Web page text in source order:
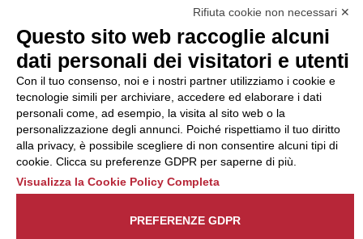
del Codice di Condotta, è
possibile presentare un
reclamo
all’Organismo di
Monitoraggio utilizzando
una delle modalità
descritte al seguente
indirizzo web
https://odm-
agenzielavoro.it/reclami/ .
Rifiuta cookie non necessari ✕
Questo sito web raccoglie alcuni
dati personali dei visitatori e utenti
Con il tuo consenso, noi e i nostri partner utilizziamo i cookie e
tecnologie simili per archiviare, accedere ed elaborare i dati
personali come, ad esempio, la visita al sito web o la
personalizzazione degli annunci. Poiché rispettiamo il tuo diritto
alla privacy, è possibile scegliere di non consentire alcuni tipi di
cookie. Clicca su preferenze GDPR per saperne di più.
Visualizza la Cookie Policy Completa
PREFERENZE GDPR